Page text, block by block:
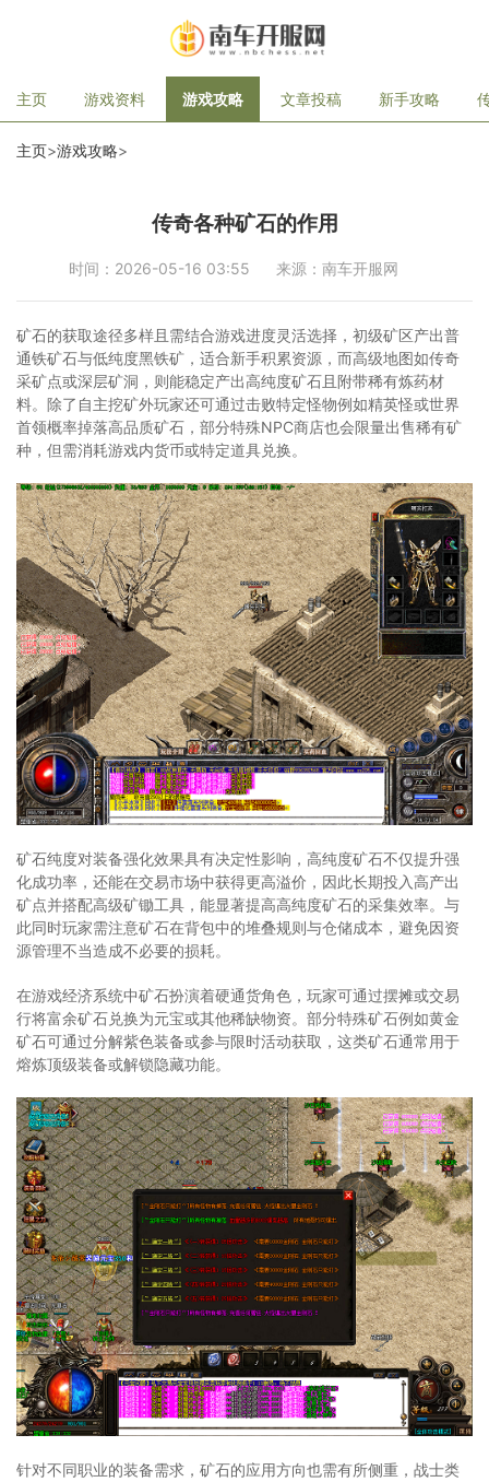
主页 游戏资料 游戏攻略 文章投稿 新手攻略
主页>游戏攻略>
传奇各种矿石的作用
时间：2026-05-16 03:55 来源：南车开服网
矿石的获取途径多样且需结合游戏进度灵活选择，初级矿区产出普
通铁矿石与低纯度黑铁矿，适合新手积累资源，而高级地图如传奇
采矿点或深层矿洞，则能稳定产出高纯度矿石且附带稀有炼药材
料。除了自主挖矿外玩家还可通过击败特定怪物例如精英怪或世界
首领概率掉落高品质矿石，部分特殊NPC商店也会限量出售稀有矿
种，但需消耗游戏内货币或特定道具兑换。
矿石纯度对装备强化效果具有决定性影响，高纯度矿石不仅提升强
化成功率，还能在交易市场中获得更高溢价，因此长期投入高产出
矿点并搭配高级矿锄工具，能显著提高高纯度矿石的采集效率。与
此同时玩家需注意矿石在背包中的堆叠规则与仓储成本，避免因资
源管理不当造成不必要的损耗。
在游戏经济系统中矿石扮演着硬通货角色，玩家可通过摆摊或交易
行将富余矿石兑换为元宝或其他稀缺物资。部分特殊矿石例如黄金
矿石可通过分解紫色装备或参与限时活动获取，这类矿石通常用于
熔炼顶级装备或解锁隐藏功能。
针对不同职业的装备需求，矿石的应用方向也需有所侧重，战士类